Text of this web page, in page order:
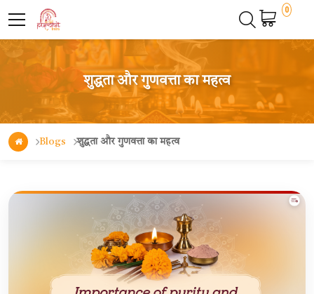
0
शुद्धता और गुणवत्ता का महत्व
Blogs शुद्धता और गुणवत्ता का महत्व